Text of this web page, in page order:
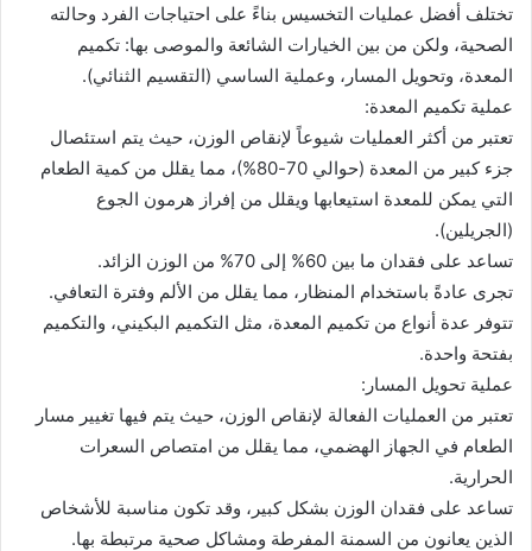
س
ل
ب
ر
د
ت
ر
ن
ي
ا
تختلف أفضل عمليات التخسيس بناءً على احتياجات الفرد وحالته
الصحية، ولكن من بين الخيارات الشائعة والموصى بها: تكميم
المعدة، وتحويل المسار، وعملية الساسي (التقسيم الثنائي).
عملية تكميم المعدة:
تعتبر من أكثر العمليات شيوعاً لإنقاص الوزن، حيث يتم استئصال
جزء كبير من المعدة (حوالي 70-80%)، مما يقلل من كمية الطعام
التي يمكن للمعدة استيعابها ويقلل من إفراز هرمون الجوع
(الجريلين).
تساعد على فقدان ما بين 60% إلى 70% من الوزن الزائد.
تجرى عادةً باستخدام المنظار، مما يقلل من الألم وفترة التعافي.
تتوفر عدة أنواع من تكميم المعدة، مثل التكميم البكيني، والتكميم
بفتحة واحدة.
عملية تحويل المسار:
تعتبر من العمليات الفعالة لإنقاص الوزن، حيث يتم فيها تغيير مسار
الطعام في الجهاز الهضمي، مما يقلل من امتصاص السعرات
الحرارية.
تساعد على فقدان الوزن بشكل كبير، وقد تكون مناسبة للأشخاص
الذين يعانون من السمنة المفرطة ومشاكل صحية مرتبطة بها.